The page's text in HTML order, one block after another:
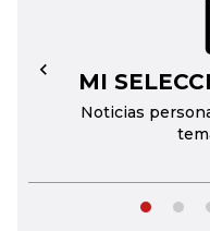
MI
Noticias
←